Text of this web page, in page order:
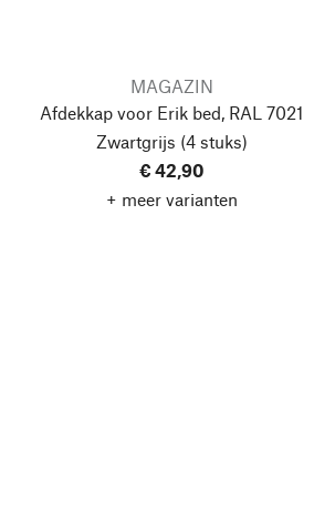
MAGAZIN
Afdekkap voor Erik bed, RAL 7021
Zwartgrijs (4 stuks)
€ 42,90
+ meer varianten